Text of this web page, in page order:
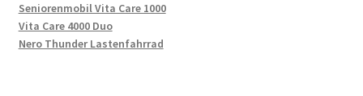
Seniorenmobil Vita Care 1000
Vita Care 4000 Duo
Nero Thunder Lastenfahrrad